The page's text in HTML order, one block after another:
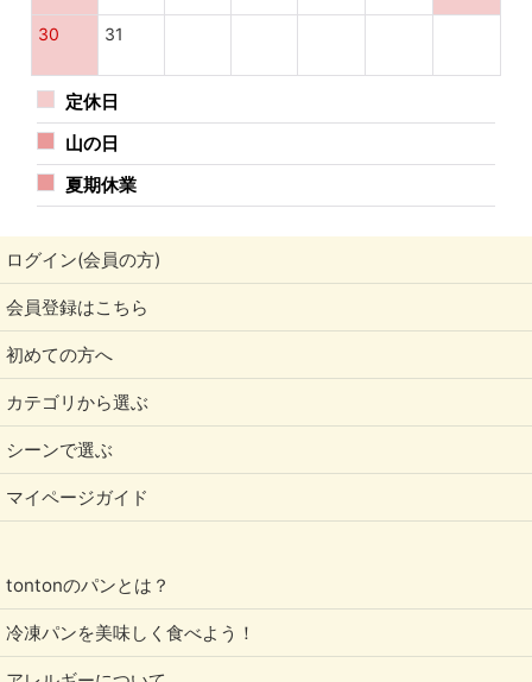
人間によって栽培されたのは4000年前といわれてい
5300年前から自生していたとされています。
カカオが育つ地域というのは非常に限定的で、
赤道から20度以内の地域
湿度が高く、気温が16度以上に保たれる熱帯
であることが条件だそう。
また、日陰であることも重要だそうで、バナナなどの
そして、育つのに水を大量に必要とするため、旱魃が
30 31
定休日
山の日
夏期休業
ログイン(会員の方)
会員登録はこちら
初めての方へ
カテゴリから選ぶ
シーンで選ぶ
マイページガイド
tontonのパンとは？
冷凍パンを美味しく食べよう！